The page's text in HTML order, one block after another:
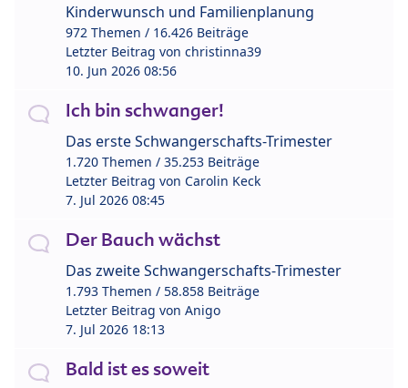
Kinderwunsch und Familienplanung
972 Themen / 16.426 Beiträge
Letzter Beitrag von christinna39
10. Jun 2026 08:56
Ich bin schwanger!
Das erste Schwangerschafts-Trimester
1.720 Themen / 35.253 Beiträge
Letzter Beitrag von Carolin Keck
7. Jul 2026 08:45
Der Bauch wächst
Das zweite Schwangerschafts-Trimester
1.793 Themen / 58.858 Beiträge
Letzter Beitrag von Anigo
7. Jul 2026 18:13
Bald ist es soweit